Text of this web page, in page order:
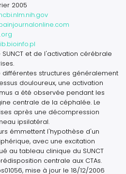
2005
et de l'activation cérébrale
différentes structures généralement
douloureux, une activation
a été observée pendant les
centrale de la céphalée. Le
après une décompression
ipsilatéral.
émmettent l'hypothèse d'un
avec une excitation
au tableau clinique du SUNCT
centrale aux CTAs.
mise à jour le 18/12/2006